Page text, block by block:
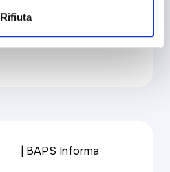
Rifiuta
BAPS Informa